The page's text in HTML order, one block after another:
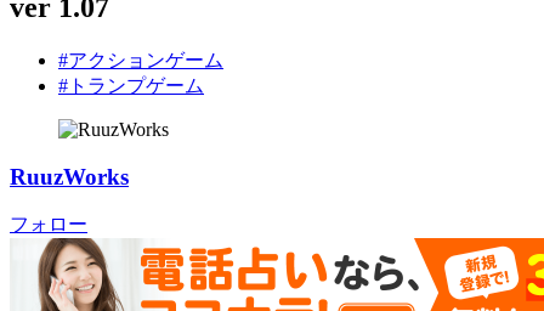
ver 1.07
#アクションゲーム
#トランプゲーム
RuuzWorks
フォロー